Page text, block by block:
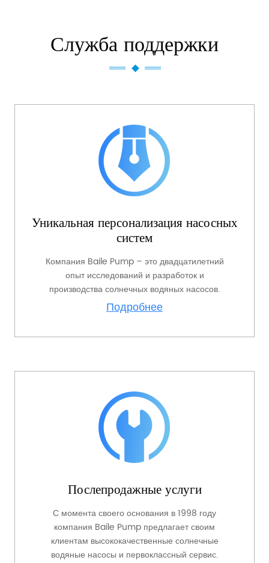
Служба поддержки
Уникальная персонализация насосных
систем
Компания Baile Pump – это двадцатилетний
опыт исследований и разработок и
производства солнечных водяных насосов.
Подробнее
Послепродажные услуги
С момента своего основания в 1998 году
компания Baile Pump предлагает своим
клиентам высококачественные солнечные
водяные насосы и первоклассный сервис.